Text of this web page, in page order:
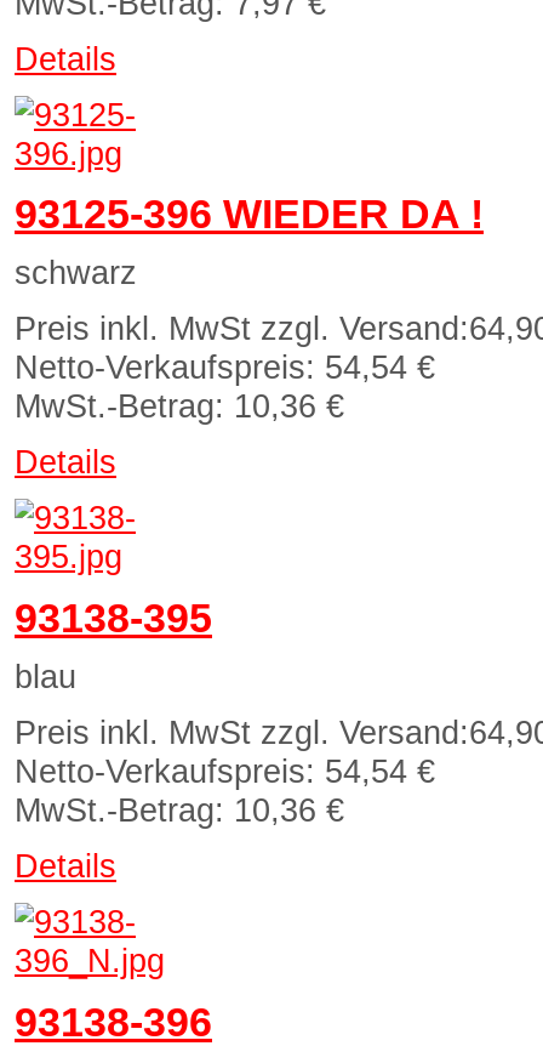
Details
93125-396 WIEDER DA !
schwarz
Preis inkl. MwSt zzgl. Versand:
Netto-Verkaufspreis: 54,54 €
MwSt.-Betrag: 10,36 €
Details
93138-395
blau
Preis inkl. MwSt zzgl. Versand:
Netto-Verkaufspreis: 54,54 €
MwSt.-Betrag: 10,36 €
Details
93138-396